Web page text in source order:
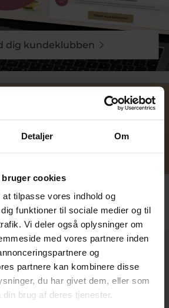
Detaljer Om
bruger cookies
tilpasse vores indhold og
funktioner til sociale medier og til
Vi deler også oplysninger om
med vores partnere inden
og
partnere kan kombinere disse
du har givet dem, eller som
brug af deres tjenester.
dig kundeklubben
Mulighed for gravering
Følg os